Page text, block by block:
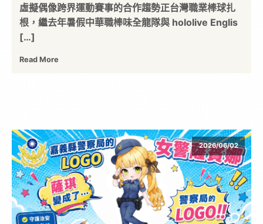
虛擬偶像跨界運動賽事的合作趨勢正台灣職業棒球扎
根，繼去年暑假中華職棒味全龍隊與 hololive Englis
[…]
Read More
2026/06/02